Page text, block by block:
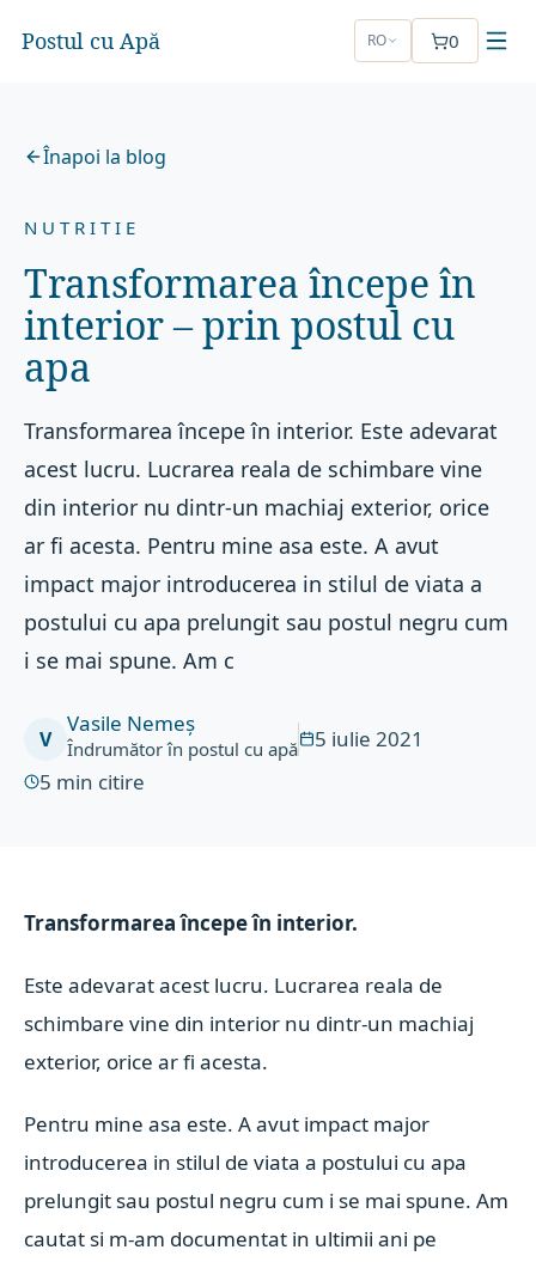
Postul cu Apă RO 0
Înapoi la blog
NUTRITIE
Transformarea începe în
interior – prin postul cu
apa
Transformarea începe în interior. Este adevarat
acest lucru. Lucrarea reala de schimbare vine
din interior nu dintr-un machiaj exterior, orice
ar fi acesta. Pentru mine asa este. A avut
impact major introducerea in stilul de viata a
postului cu apa prelungit sau postul negru cum
i se mai spune. Am c
V
Vasile Nemeș
Îndrumător în postul cu apă
5 iulie 2021
5 min citire
Transformarea începe în interior.
Este adevarat acest lucru. Lucrarea reala de
schimbare vine din interior nu dintr-un machiaj
exterior, orice ar fi acesta.
Pentru mine asa este. A avut impact major
introducerea in stilul de viata a postului cu apa
prelungit sau postul negru cum i se mai spune. Am
cautat si m-am documentat in ultimii ani pe